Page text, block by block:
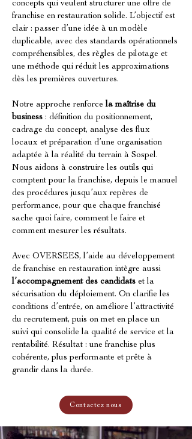
concepts qui veulent structurer une offre de
franchise en restauration solide. L’objectif est
clair : passer d’une idée à un modèle
duplicable, avec des standards opérationnels
compréhensibles, des règles de pilotage et
une méthode qui réduit les approximations
dès les premières ouvertures.
Notre approche renforce la maîtrise du
business : définition du positionnement,
cadrage du concept, analyse des flux
locaux et préparation d’une organisation
adaptée à la réalité du terrain à Sospel.
Nous aidons à construire les outils qui
comptent pour la franchise, depuis le manuel
des procédures jusqu’aux repères de
performance, pour que chaque franchisé
sache quoi faire, comment le faire et
comment mesurer les résultats.
Avec OVERSEES, l’aide au développement
de franchise en restauration intègre aussi
l’accompagnement des candidats et la
sécurisation du déploiement. On clarifie les
conditions d’entrée, on améliore l’attractivité
du recrutement, puis on met en place un
suivi qui consolide la qualité de service et la
rentabilité. Résultat : une franchise plus
cohérente, plus performante et prête à
grandir dans la durée.
Contactez nous